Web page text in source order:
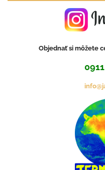
Objednať si môžete